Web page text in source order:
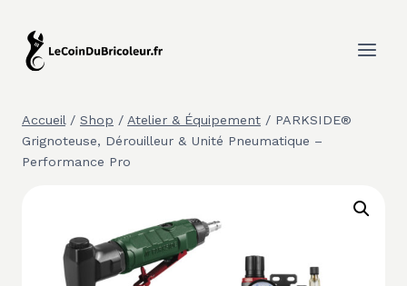
contenu
Accueil / Shop / Atelier & Équipement / PARKSIDE®
Grignoteuse, Dérouilleur & Unité Pneumatique –
Performance Pro